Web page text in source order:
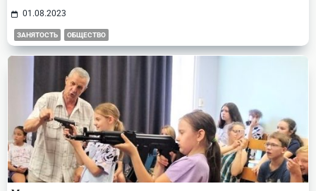
01.08.2023
ЗАНЯТОСТЬ ОБЩЕСТВО